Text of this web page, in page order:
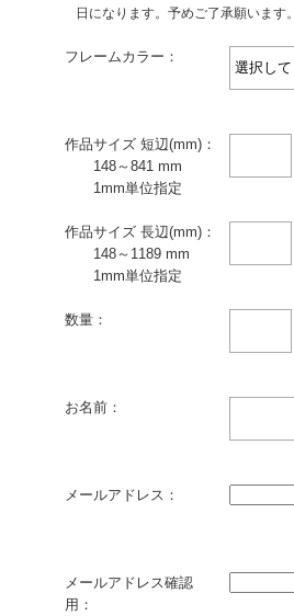
日になります。予めご了承願います。
フレームカラー：
作品サイズ 短辺(mm)：
148～841 mm
1mm単位指定
作品サイズ 長辺(mm)：
148～1189 mm
1mm単位指定
数量：
お名前：
メールアドレス：
メールアドレス確認
用：